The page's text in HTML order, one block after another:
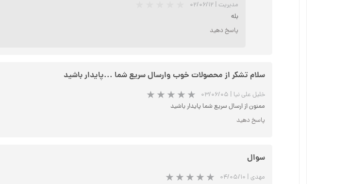
مدیریت | ۰۲/۰۶/۱۲
بله
پاسخ دهید
سلام تشکر از محصولات خوب وارسال سریع شما ...پایدار باشید
خلیل علی نیا | ۰۳/۰۶/۰۵
ممنون از ارسال سریع شما پایدار باشید
پاسخ دهید
سوال
مهدی | ۰۴/۰۵/۱۰